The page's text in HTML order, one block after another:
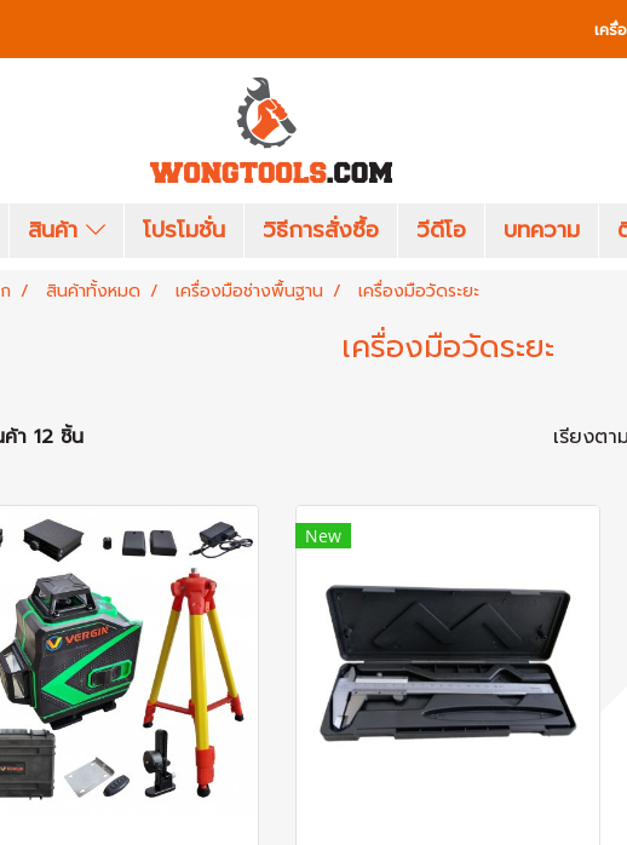
เครื่
สินค้า โปรโมชั่น วิธีการสั่งซื้อ วีดีโอ บทความ
สินค้าทั้งหมด เครื่องมือช่างพื้นฐาน เครื่องมือวัดระยะ
เครื่องมือวัดระยะ
า 12 ชิ้น เรียงต
New